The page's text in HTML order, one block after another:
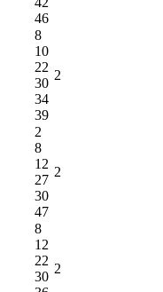
46
8
10
22
30
34
39
2
2
8
12
27
30
47
2
8
12
22
30
2